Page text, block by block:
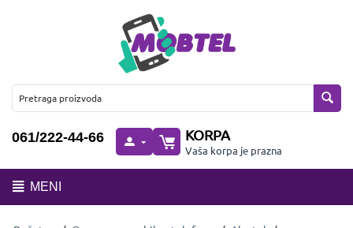
061/222-44-66 KORPA
Vaša korpa je prazna
MENI